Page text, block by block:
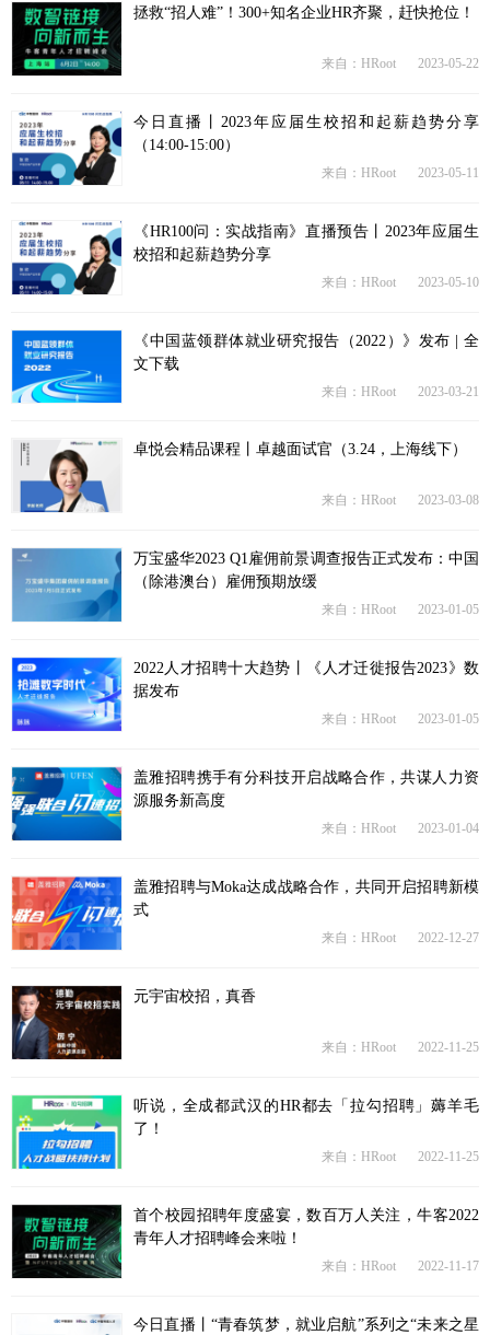
拯救“招人难”！300+知名企业HR齐聚，赶快抢位！
来自：HRoot 2023-05-22
今日直播丨2023年应届生校招和起薪趋势分享
（14:00-15:00）
来自：HRoot 2023-05-11
《HR100问：实战指南》直播预告丨2023年应届生
校招和起薪趋势分享
来自：HRoot 2023-05-10
《中国蓝领群体就业研究报告（2022）》发布 | 全
文下载
来自：HRoot 2023-03-21
卓悦会精品课程丨卓越面试官（3.24，上海线下）
来自：HRoot 2023-03-08
万宝盛华2023 Q1雇佣前景调查报告正式发布：中国
（除港澳台）雇佣预期放缓
来自：HRoot 2023-01-05
2022人才招聘十大趋势丨《人才迁徙报告2023》数
据发布
来自：HRoot 2023-01-05
盖雅招聘携手有分科技开启战略合作，共谋人力资
源服务新高度
来自：HRoot 2023-01-04
盖雅招聘与Moka达成战略合作，共同开启招聘新模
式
来自：HRoot 2022-12-27
元宇宙校招，真香
来自：HRoot 2022-11-25
听说，全成都武汉的HR都去「拉勾招聘」薅羊毛
了！
来自：HRoot 2022-11-25
首个校园招聘年度盛宴，数百万人关注，牛客2022
青年人才招聘峰会来啦！
来自：HRoot 2022-11-17
今日直播丨“青春筑梦，就业启航”系列之“未来之星